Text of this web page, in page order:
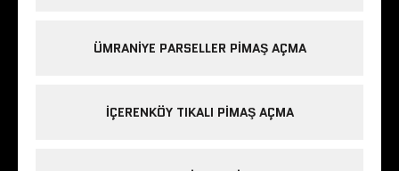
ÜMRANIYE PARSELLER PIMAŞ AÇMA
IÇERENKÖY TIKALI PIMAŞ AÇMA